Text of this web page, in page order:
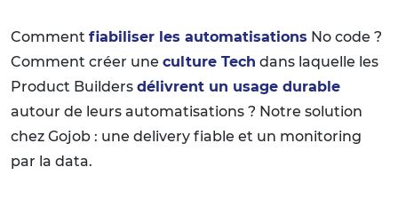
Comment fiabiliser les automatisations No code ?
Comment créer une culture Tech dans laquelle les
Product Builders délivrent un usage durable
autour de leurs automatisations ? Notre solution
chez Gojob : une delivery fiable et un monitoring
par la data.